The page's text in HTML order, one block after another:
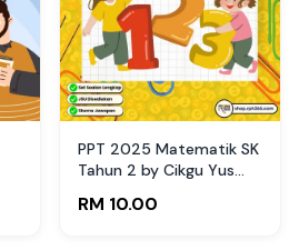
PPT 2025 Matematik SK
Tahun 2 by Cikgu Yus
RM 10.00